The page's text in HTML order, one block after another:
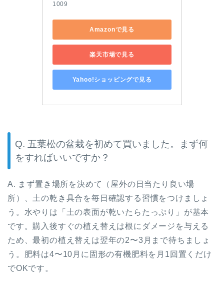
1009
Amazonで見る
楽天市場で見る
Yahoo!ショッピングで見る
Q. 五葉松の盆栽を初めて買いました。まず何
をすればいいですか？
A. まず置き場所を決めて（屋外の日当たり良い場
所）、土の乾き具合を毎日確認する習慣をつけましょ
う。水やりは「土の表面が乾いたらたっぷり」が基本
です。購入後すぐの植え替えは根にダメージを与える
ため、最初の植え替えは翌年の2〜3月まで待ちましょ
う。肥料は4〜10月に固形の有機肥料を月1回置くだけ
でOKです。